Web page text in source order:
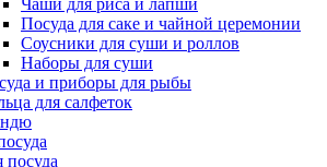
Чаши для риса и лапши
Посуда для саке и чайной церемонии
Соусники для суши и роллов
Наборы для суши
и приборы для рыбы
для салфеток
посуда